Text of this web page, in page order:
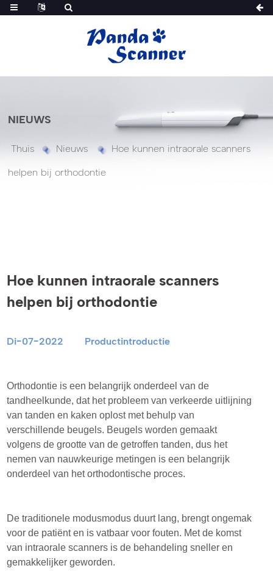
NIEUWS
Thuis Nieuws Hoe kunnen intraorale scanners
helpen bij orthodontie
Hoe kunnen intraorale scanners
helpen bij orthodontie
Di-07-2022 Productintroductie
Orthodontie is een belangrijk onderdeel van de
tandheelkunde, dat het probleem van verkeerde uitlijning
van tanden en kaken oplost met behulp van
verschillende beugels. Beugels worden gemaakt
volgens de grootte van de getroffen tanden, dus het
nemen van nauwkeurige metingen is een belangrijk
onderdeel van het orthodontische proces.
De traditionele modusmodus duurt lang, brengt ongemak
voor de patiënt en is vatbaar voor fouten. Met de komst
van intraorale scanners is de behandeling sneller en
gemakkelijker geworden.